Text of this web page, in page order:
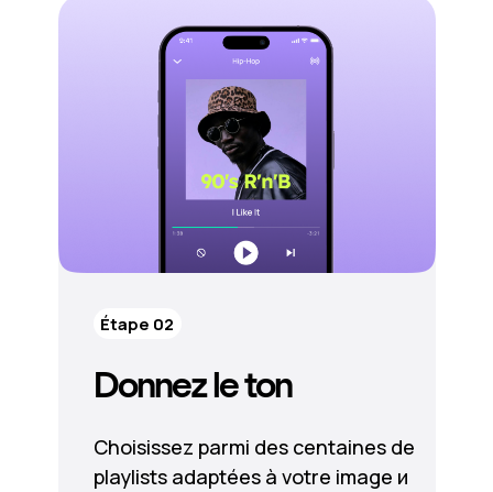
Donnez le ton
Choisissez parmi des centaines de
playlists adaptées à votre image и
Étape 02